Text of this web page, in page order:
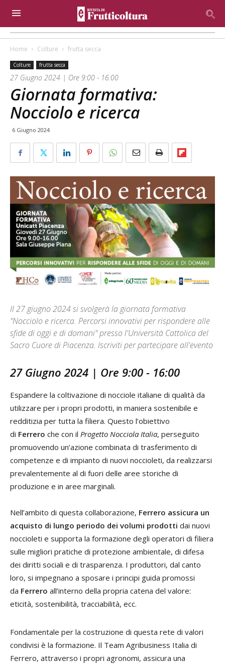
Home Colture frutta secca
Colture frutta secca
27 Giugno 2024 | Ore 9:00 - 16:00
Giornata formativa:
Nocciolo e ricerca
6 Giugno 2024
Il 27 giugno 2024 si svolgerà la giornata formativa
"Nocciolo e ricerca. Percorsi innovativi per rispondere alle
sfide di oggi e di domani" presso l'Università Cattolica del
Sacro Cuore di Piacenza. Iscriviti per partecipare all'evento
27 Giugno 2024 | Ore 9:00 - 16:00
Espandere la coltivazione di nocciole italiane di qualità da
utilizzare per i propri prodotti, in maniera sostenibile e
redditizia per tutta la filiera. Questo l’obiettivo
di Ferrero che con il Progetto Nocciola Italia, perseguito
promuovendo un’azione combinata di trasferimento di
competenze e di impianto di nuovi noccioleti, da realizzarsi
prevalentemente al di fuori delle aree storiche di
produzione e in aree marginali.
Nell’ambito di questa collaborazione, Ferrero assicura un
acquisto di lungo periodo dei volumi prodotti dai nuovi
noccioleti e supporta la formazione degli operatori di filiera
sulle migliori pratiche di protezione ambientale, di difesa
dei diritti sociali e di trasparenza. I produttori, dal canto
loro, si impegnano a sposare i principi guida promossi
da Ferrero all’interno della propria catena del valore:
eticità, sostenibilità, tracciabilità, ecc.
Fondamentale per la costruzione di questa rete di valori
condivisi è la formazione. Il Team Agribusiness Italia di
Ferrero, attraverso i propri agronomi, assicura una